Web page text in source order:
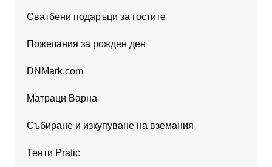
Сватбени подаръци за гостите
Пожелания за рожден ден
DNMark.com
Матраци Варна
Събиране и изкупуване на вземания
Тенти Pratic